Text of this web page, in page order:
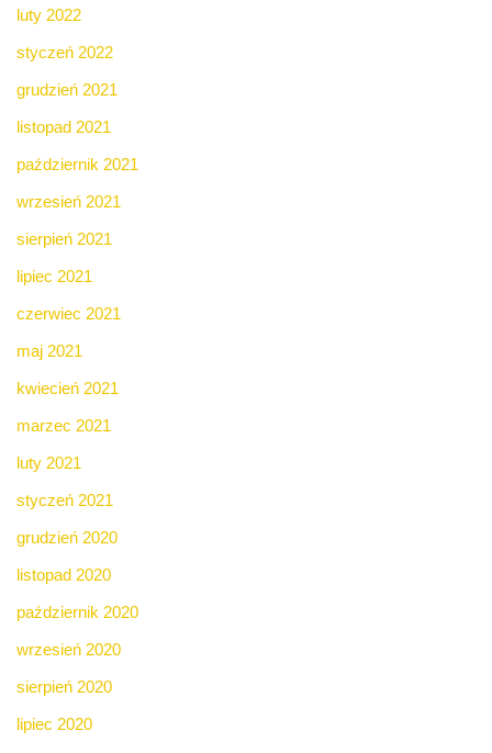
luty 2022
styczeń 2022
grudzień 2021
listopad 2021
październik 2021
wrzesień 2021
sierpień 2021
lipiec 2021
czerwiec 2021
maj 2021
kwiecień 2021
marzec 2021
luty 2021
styczeń 2021
grudzień 2020
listopad 2020
październik 2020
wrzesień 2020
sierpień 2020
lipiec 2020